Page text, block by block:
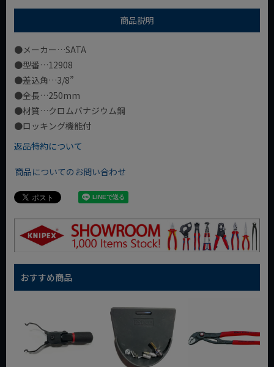
商品説明
●メーカー…SATA
●型番…12908
●差込角…3/8”
●全長…250mm
●材質…クロムバナジウム鋼
●ロッキング機能付
返品特約について
商品についてのお問い合わせ
おすすめ商品